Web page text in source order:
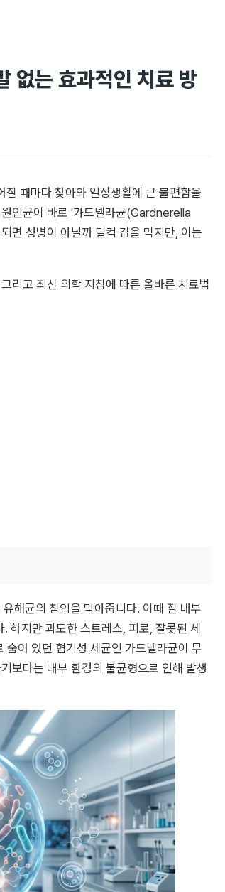
없는 효과적인 치료 방
때마다 찾아와 일상생활에 큰 불편함을
인균이 바로 '가드넬라균(Gardnerella
면 성병이 아닐까 덜컥 겁을 먹지만, 이는
리고 최신 의학 지침에 따른 올바른 치료법
해균의 침입을 막아줍니다. 이때 질 내부
하지만 과도한 스트레스, 피로, 잘못된 세
숨어 있던 혐기성 세균인 가드넬라균이 무
보다는 내부 환경의 불균형으로 인해 발생